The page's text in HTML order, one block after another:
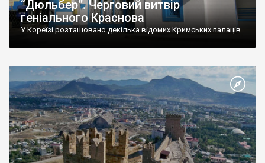
“Дюльбер”. Черговий витвір
геніального Краснова
У Кореїзі розташовано декілька відомих Кримських палаців.